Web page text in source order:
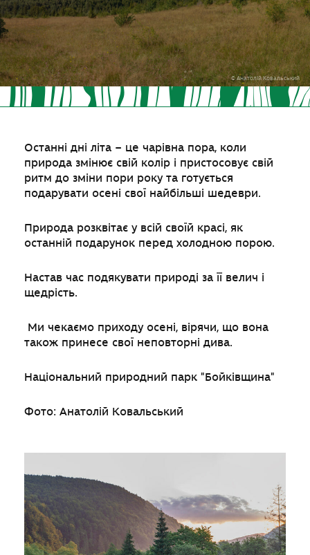
© Анатолій Ковальський
Останні дні літа – це чарівна пора, коли
природа змінює свій колір і пристосовує свій
ритм до зміни пори року та готується
подарувати осені свої найбільші шедеври.
Природа розквітає у всій своїй красі, як
останній подарунок перед холодною порою.
Настав час подякувати природі за її велич і
щедрість.
Ми чекаємо приходу осені, вірячи, що вона
також принесе свої неповторні дива.
Національний природний парк "Бойківщина"
Фото: Анатолій Ковальський